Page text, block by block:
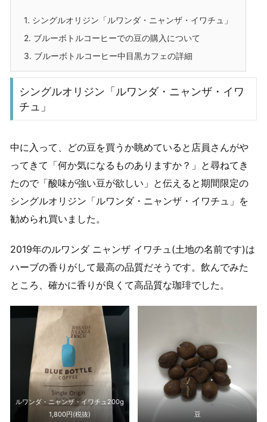
1. シングルオリジン「ルワンダ・ニャンザ・イワチュ」
2. ブルーボトルコーヒーでの豆の購入について
3. ブルーボトルコーヒー中目黒カフェの詳細
シングルオリジン「ルワンダ・ニャンザ・イワ
チュ」
中に入って、どの豆を買うか眺めていると店員さんがや
ってきて「何か気になるものありますか？」と尋ねてき
たので「酸味が強い豆が欲しい」と伝えると期間限定の
シングルオリジン「ルワンダ・ニャンザ・イワチュ」を
勧められ買いました。
2019年のルワンダ ニャンザ イワチュ(土地の名前です)は
ハーブの香りがして最高の品質だそうです。飲んでみた
ところ、確かに香りが良くて高品質な珈琲でした。
ルワンダ・ニャンザ・イワチュ200g
1,800円(税抜)
豆